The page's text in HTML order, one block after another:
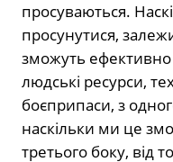
просуваються.
просунутися,
зможуть ефективно
людські ресурси,
боєприпаси, з
наскільки ми це
третього боку, від